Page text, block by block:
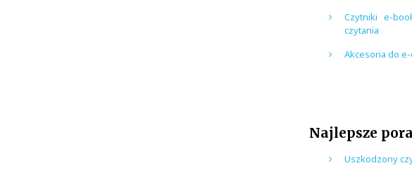
Czytniki e-
czytania
Akcesoria do
Najlepsze
Uszkodzony